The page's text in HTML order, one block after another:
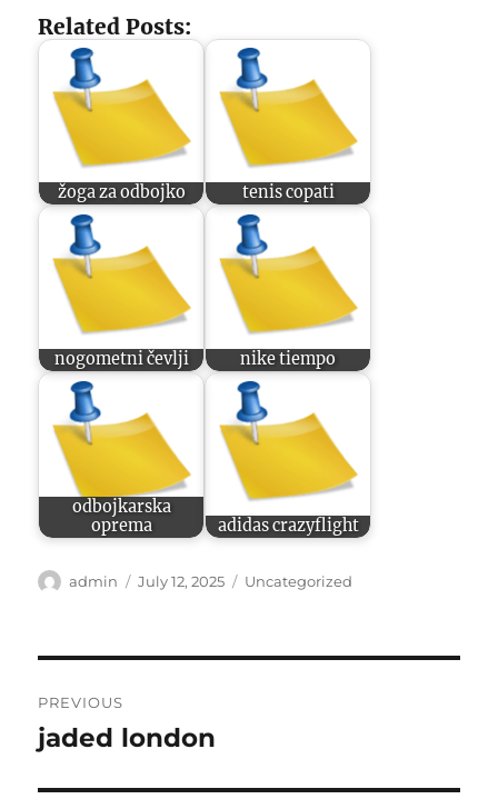
Related Posts:
žoga za odbojko tenis copati
nogometni čevlji nike tiempo
odbojkarska
oprema
adidas crazyflight
Author
admin
Posted
July 12, 2025 Categories
Uncategorized
navigation
PREVIOUS
Previous
jaded london